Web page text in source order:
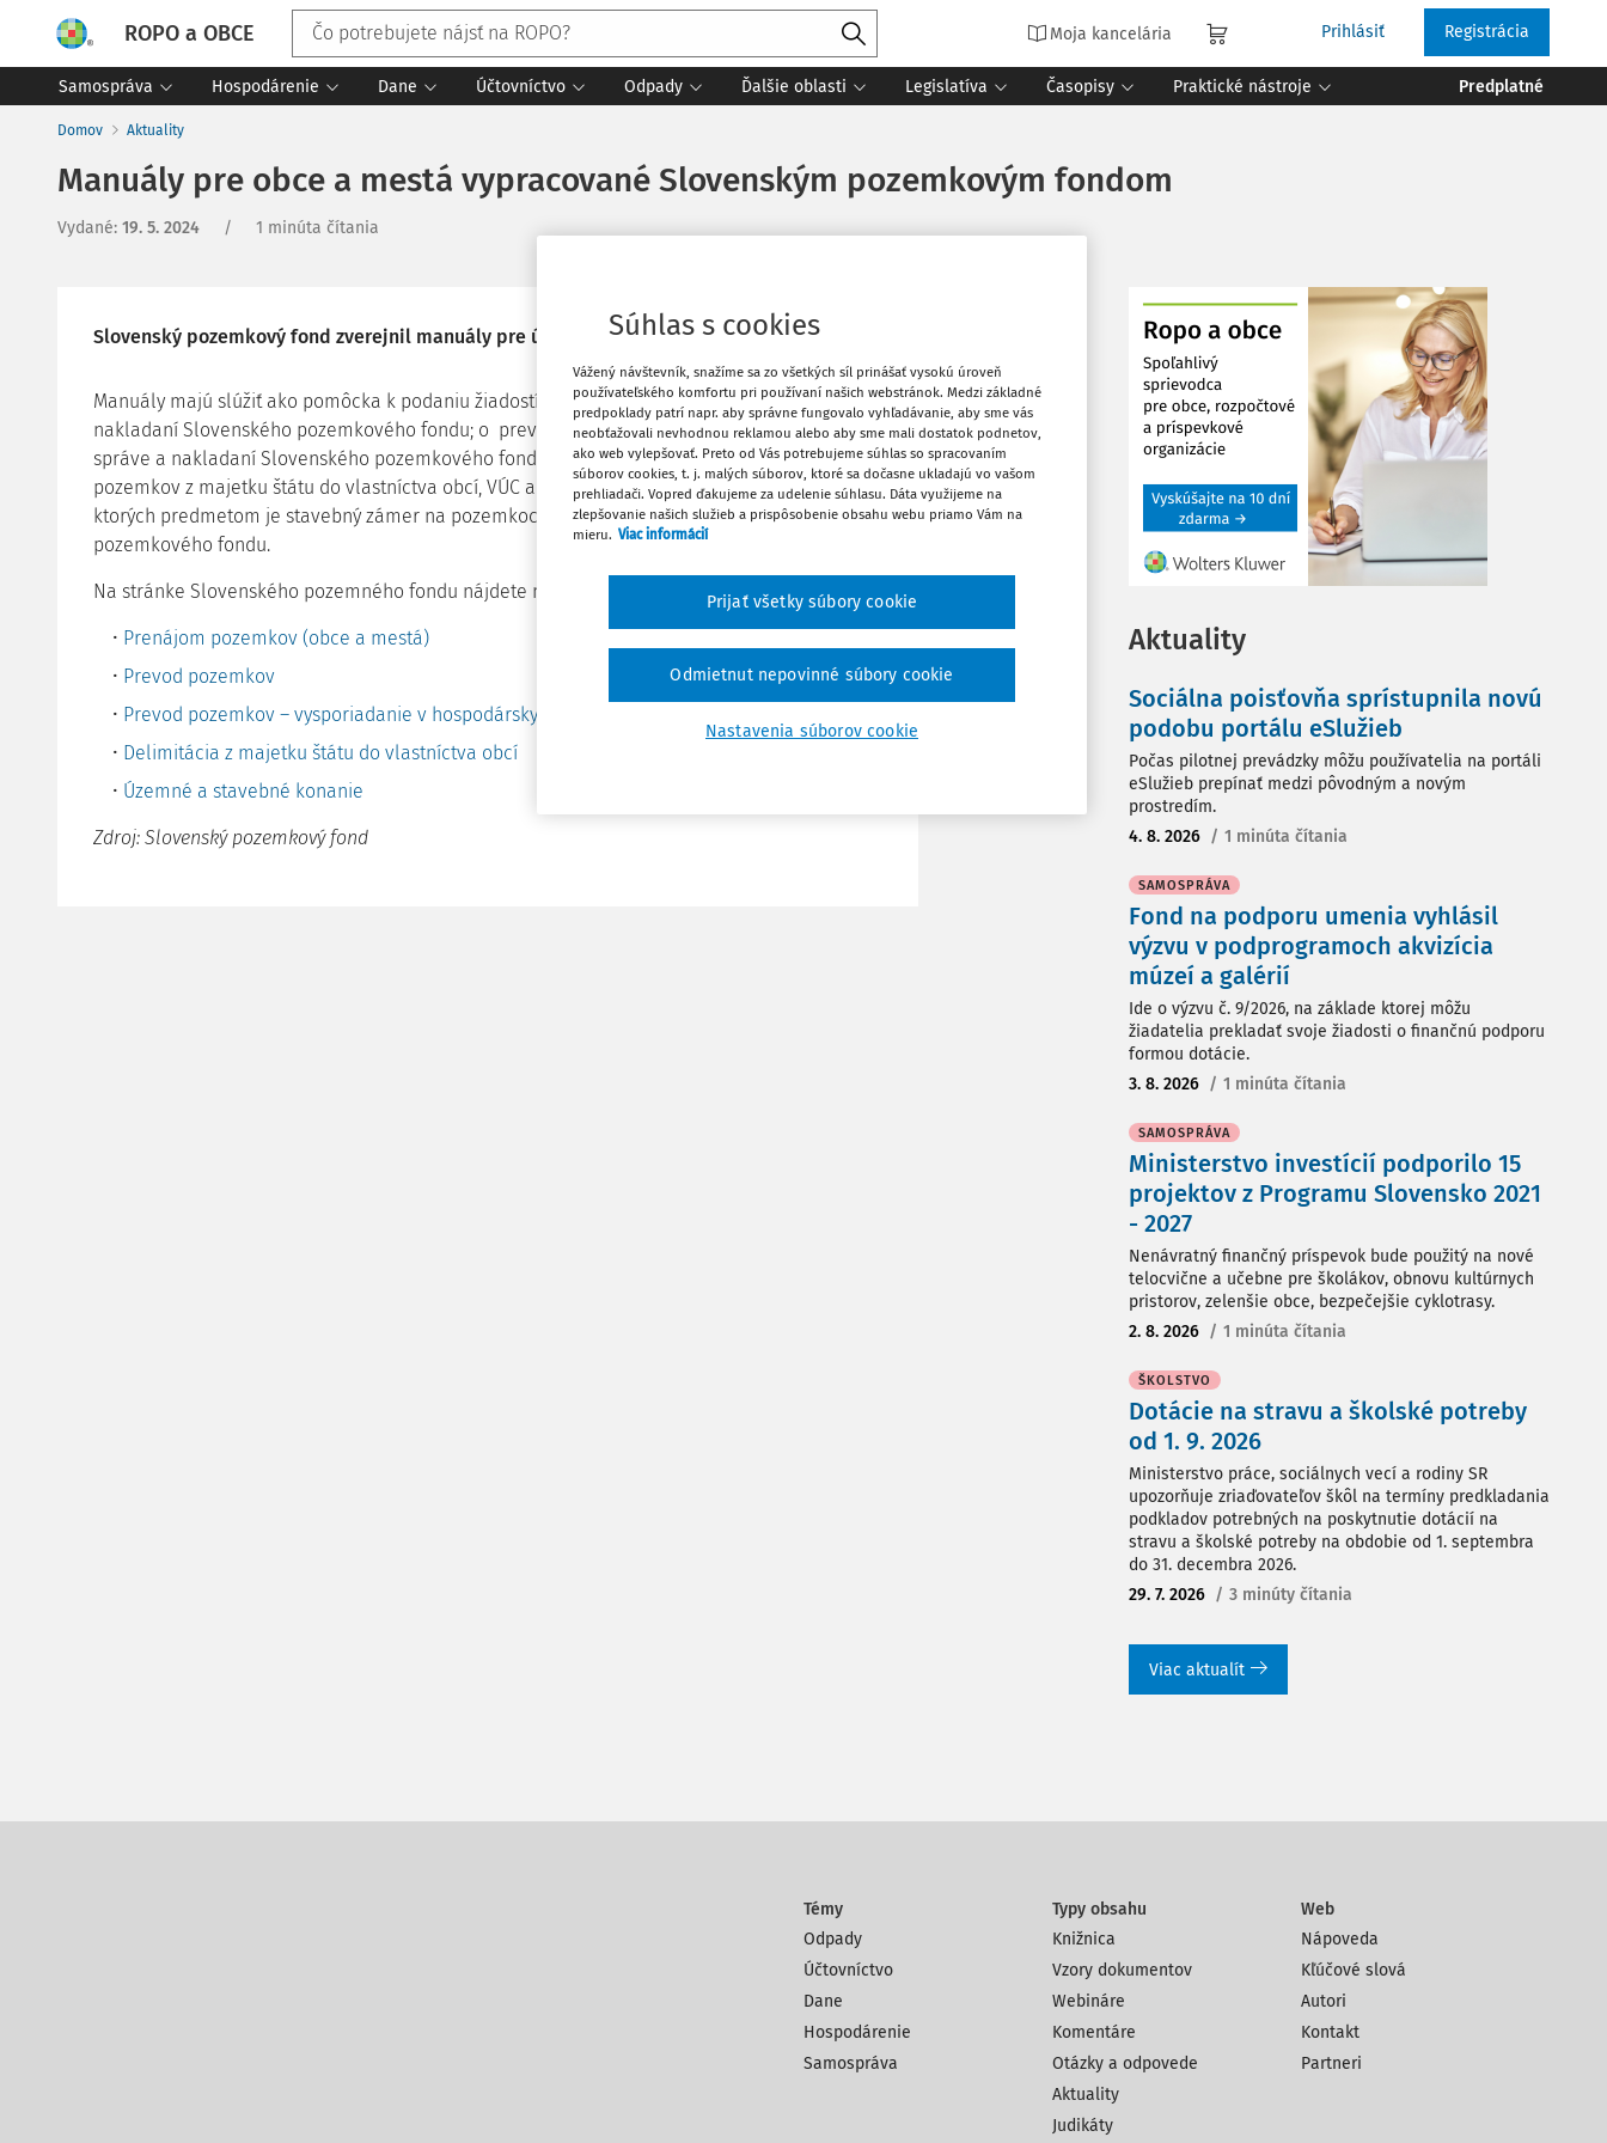
ROPO a OBCE Moja kancelária Prihlásiť Registrácia
Samospráva Hospodárenie Dane Účtovníctvo Odpady Ďalšie oblasti Legislatíva Časopisy Praktické nástroje Predplatné
Domov Aktuality
Manuály pre obce a mestá vypracované Slovenským pozemkovým fondom
Vydané: 19. 5. 2024 / 1 minúta čítania
Slovenský pozemkový fond zverejnil manuály pre územnú samosprávu.
Manuály majú slúžiť ako pomôcka k podaniu žiadostí o prenájom pozemkov v správe a
nakladaní Slovenského pozemkového fondu; o prevod vlastníckeho práva pozemkov v
správe a nakladaní Slovenského pozemkového fondu; o bezodplatný prevod (delimitáciu)
pozemkov z majetku štátu do vlastníctva obcí, VÚC a taktiež ako pomôcka pri žiadostiach,
ktorých predmetom je stavebný zámer na pozemkoch v správe a nakladaní Slovenského
pozemkového fondu.
Na stránke Slovenského pozemného fondu nájdete nasledujúce manuály:
Prenájom pozemkov (obce a mestá)
Prevod pozemkov
Prevod pozemkov – vysporiadanie v hospodárskych dvoroch
Delimitácia z majetku štátu do vlastníctva obcí
Územné a stavebné konanie
Zdroj: Slovenský pozemkový fond
Obľúbené
Stiahnuť
Aktuality
Sociálna poisťovňa sprístupnila novú
podobu portálu eSlužieb
Počas pilotnej prevádzky môžu používatelia na portáli
eSlužieb prepínať medzi pôvodným a novým
prostredím.
4. 8. 2026 / 1 minúta čítania
SAMOSPRÁVA
Fond na podporu umenia vyhlásil
výzvu v podprogramoch akvizícia
múzeí a galérií
Ide o výzvu č. 9/2026, na základe ktorej môžu
žiadatelia prekladať svoje žiadosti o finančnú podporu
formou dotácie.
3. 8. 2026 / 1 minúta čítania
SAMOSPRÁVA
Ministerstvo investícií podporilo 15
projektov z Programu Slovensko 2021
- 2027
Nenávratný finančný príspevok bude použitý na nové
telocvične a učebne pre školákov, obnovu kultúrnych
pristorov, zelenšie obce, bezpečejšie cyklotrasy.
2. 8. 2026 / 1 minúta čítania
ŠKOLSTVO
Dotácie na stravu a školské potreby
od 1. 9. 2026
Ministerstvo práce, sociálnych vecí a rodiny SR
upozorňuje zriaďovateľov škôl na termíny predkladania
podkladov potrebných na poskytnutie dotácií na
stravu a školské potreby na obdobie od 1. septembra
do 31. decembra 2026.
29. 7. 2026 / 3 minúty čítania
Viac aktualít
Témy
Odpady
Účtovníctvo
Dane
Hospodárenie
Samospráva
Typy obsahu
Knižnica
Vzory dokumentov
Webináre
Komentáre
Otázky a odpovede
Aktuality
Judikáty
Web
Nápoveda
Kľúčové slová
Autori
Kontakt
Partneri
Súhlas s cookies
Vážený návštevník, snažíme sa zo všetkých síl prinášať vysokú úroveň
používateľského komfortu pri používaní našich webstránok. Medzi základné
predpoklady patrí napr. aby správne fungovalo vyhľadávanie, aby sme vás
neobťažovali nevhodnou reklamou alebo aby sme mali dostatok podnetov,
ako web vylepšovať. Preto od Vás potrebujeme súhlas so spracovaním
súborov cookies, t. j. malých súborov, ktoré sa dočasne ukladajú vo vašom
prehliadači. Vopred ďakujeme za udelenie súhlasu. Dáta využijeme na
zlepšovanie našich služieb a prispôsobenie obsahu webu priamo Vám na
mieru. Viac informácií
Nastavenia súborov cookie
Odmietnut nepovinné súbory cookie
Prijať všetky súbory cookie